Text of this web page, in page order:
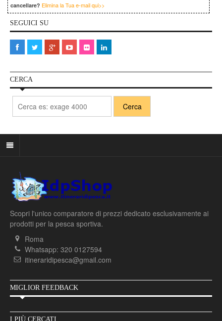
cancellare? Elimina la Tua e-mail qui>>
SEGUICI SU
CERCA
Scopri l'unico comparatore di prezzi dedicato esclusivamente ai
prodotti per la pesca sportiva.
Roma
Whatsapp: 320 0127594
itineraridipesca@gmail.com
MIGLIOR FEEDBACK
I PIÙ CERCATI